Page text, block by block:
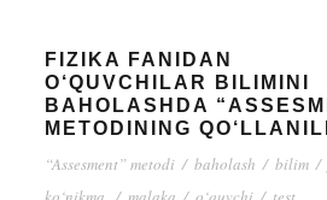
FIZIKA FANIDAN
O‘QUVCHILAR BILIMINI
BAHOLASHDA
METODINING
“Assesment” metodi / baholash / bilim /